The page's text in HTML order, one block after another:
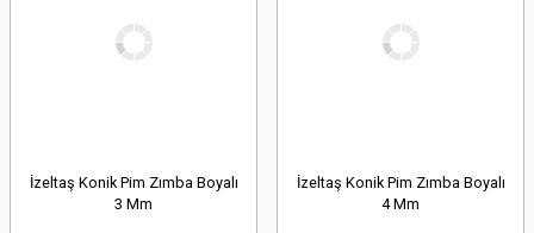
İzeltaş Konik Pim Zımba Boyalı
3 Mm
İzeltaş Konik Pim Zımba Boyalı
4 Mm